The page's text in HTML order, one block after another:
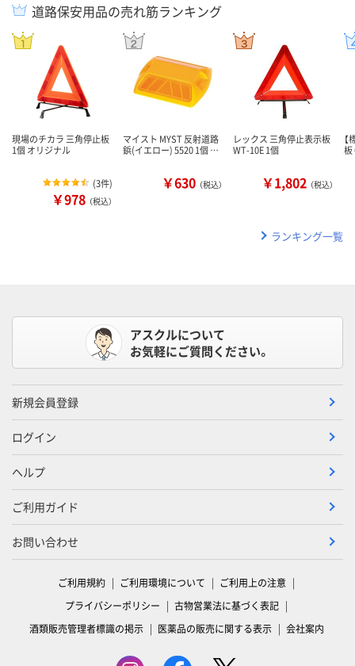
道路保安用品の売れ筋ランキング
現場のチカラ 三角停止板
1個 オリジナル
(3件)
￥978 （税込）
マイスト MYST 反射道路
鋲(イエロー) 5520 1個 …
￥630 （税込）
レックス 三角停止表示板
WT-10E 1個
￥1,802 （税込）
板
ランキング一覧
アスクルについて
お気軽にご質問ください。
新規会員登録
ログイン
ヘルプ
ご利用ガイド
お問い合わせ
ご利用規約 ご利用環境について
ご利用上の注意
プライバシーポリシー
古物営業法に基づく表記
酒類販売管理者標識の掲示
医薬品の販売に関する表示 会社案内